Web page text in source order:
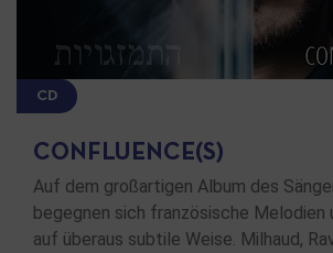
CD
CONFLUENCE(S)
Auf dem großartigen Album des
begegnen sich französische Melodien
auf überaus subtile Weise. Milhaud,